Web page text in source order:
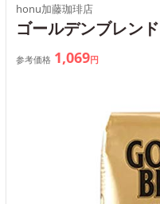
honu加藤珈琲店
ゴールデンブレン
参考価格 1,069円